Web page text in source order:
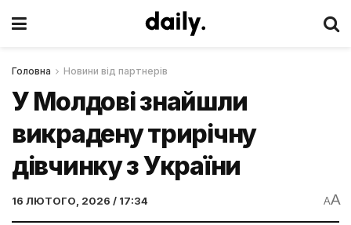
Головна Новини від партнерів
У Молдові знайшли
викрадену трирічну
дівчинку з України
16 ЛЮТОГО, 2026 / 17:34 AA